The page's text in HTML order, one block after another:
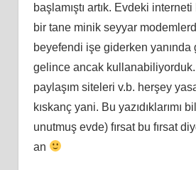
başlamıştı artık. Evdeki interneti
bir tane minik seyyar
beyefendi işe giderken yanında
gelince ancak kullanabiliyorduk.
paylaşım siteleri v.b. herşey
kıskanç yani. Bu yazıdıklarımı
unutmuş evde) fırsat bu fırsat
an